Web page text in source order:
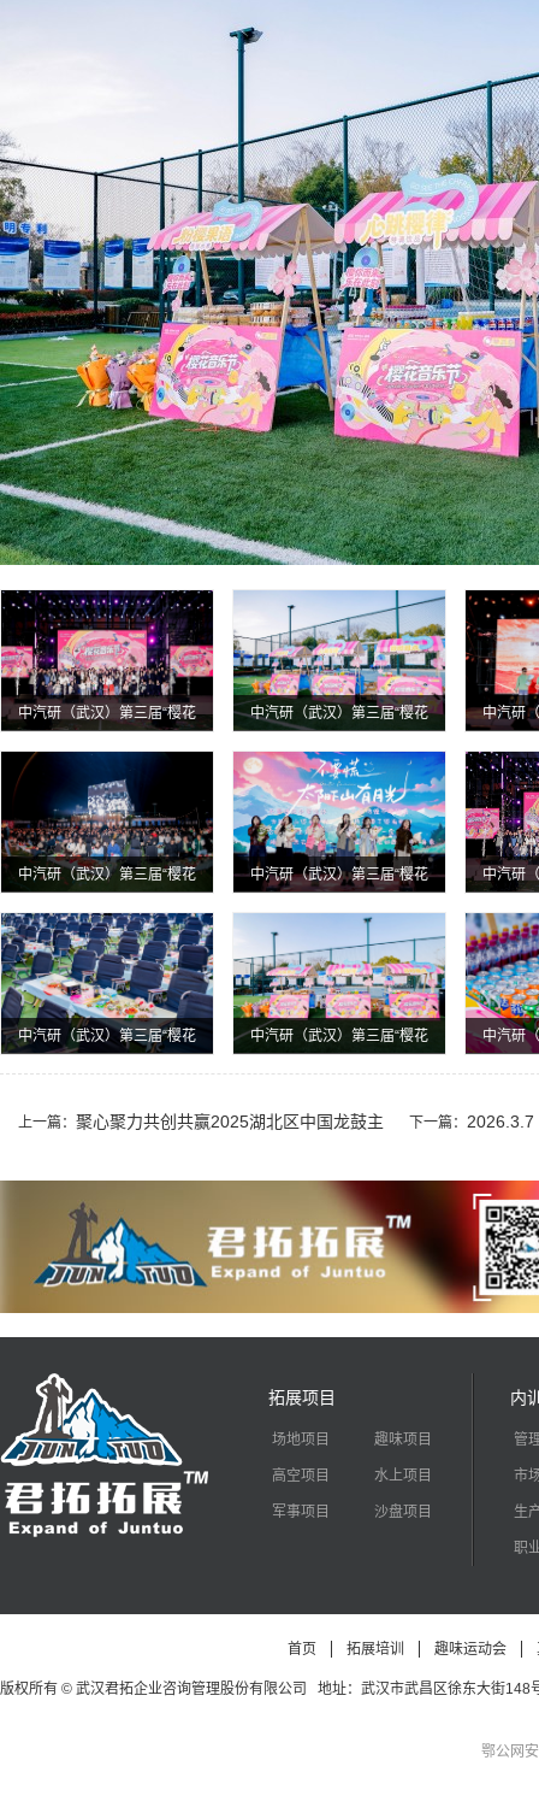
中汽研（武汉）第三届“樱花
音乐节”主题游园活动圆满落
幕！
中汽研（武汉）第三届“樱花
音乐节”主题游园活动圆满落
幕！
中汽研
音乐节”
中汽研（武汉）第三届“樱花
音乐节”主题游园活动圆满落
幕！
中汽研（武汉）第三届“樱花
音乐节”主题游园活动圆满落
幕！
中汽研
音乐节”
中汽研（武汉）第三届“樱花
音乐节”主题游园活动圆满落
中汽研（武汉）第三届“樱花
音乐节”主题游园活动圆满落
中汽研
音乐节”
上一篇： 聚心聚力共创共赢2025湖北区中国龙鼓主 下一篇： 2026.3.7
拓展项目
场地项目 趣味项目
高空项目 水上项目
军事项目 沙盘项目
内
管
市
生
职
首页 拓展培训 趣味运动会
版权所有 © 武汉君拓企业咨询管理股份有限公司 地址：武汉市武昌区徐东大街
鄂公网